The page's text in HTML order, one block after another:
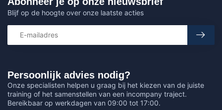
Persoonlijk advies nodig?
Onze specialisten helpen u graag bij het kiezen van de juiste
training of het samenstellen van een incompany traject.
Bereikbaar op werkdagen van 09:00 tot 17:00.
Blijf op de hoogte over onze laatste acties